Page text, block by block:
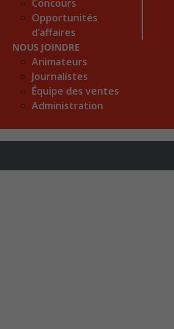
Concours
Opportunités
d’affaires
NOUS JOINDRE
Animateurs
Journalistes
Équipe des ventes
Administration